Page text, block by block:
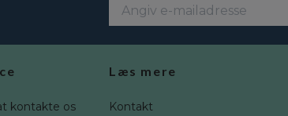
kontakte os
Læs mere
Kontakt